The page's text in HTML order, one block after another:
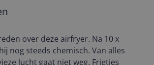
over deze airfryer. Na 10 x
nog steeds chemisch. Van alles
lucht gaat niet weg. Frietjes